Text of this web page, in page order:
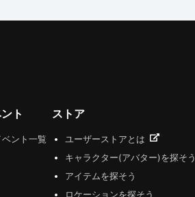
ト
ベント一覧
ストア
ユーザーストアとは
キャラクター(アバター)を探そう
アイテムを探そう
ロケーションを探そう